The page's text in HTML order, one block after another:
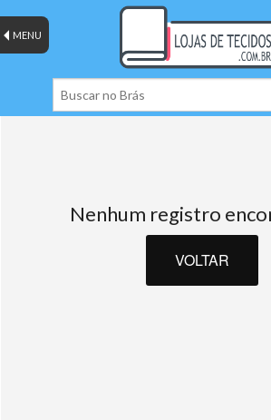
MENU
Nenhum registro
VOLTAR